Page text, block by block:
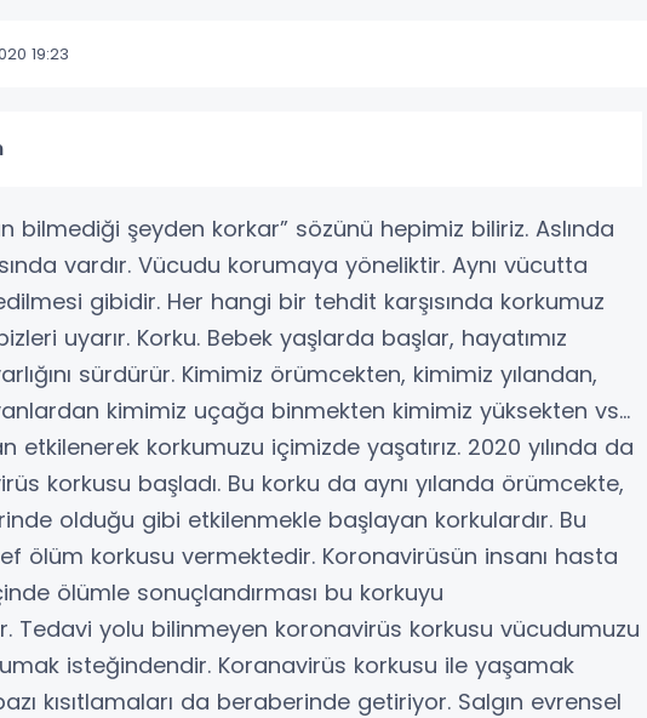
19:23
bilmediği şeyden korkar” sözünü hepimiz biliriz. Aslında
vardır. Vücudu korumaya yöneliktir. Aynı vücutta
gibidir. Her hangi bir tehdit karşısında korkumuz
uyarır. Korku. Bebek yaşlarda başlar, hayatımız
sürdürür. Kimimiz örümcekten, kimimiz yılandan,
kimimiz uçağa binmekten kimimiz yüksekten vs…
etkilenerek korkumuzu içimizde yaşatırız. 2020 yılında da
korkusu başladı. Bu korku da aynı yılanda örümcekte,
olduğu gibi etkilenmekle başlayan korkulardır. Bu
ölüm korkusu vermektedir. Koronavirüsün insanı hasta
ölümle sonuçlandırması bu korkuyu
Tedavi yolu bilinmeyen koronavirüs korkusu vücudumuzu
isteğindendir. Koranavirüs korkusu ile yaşamak
kısıtlamaları da beraberinde getiriyor. Salgın evrensel